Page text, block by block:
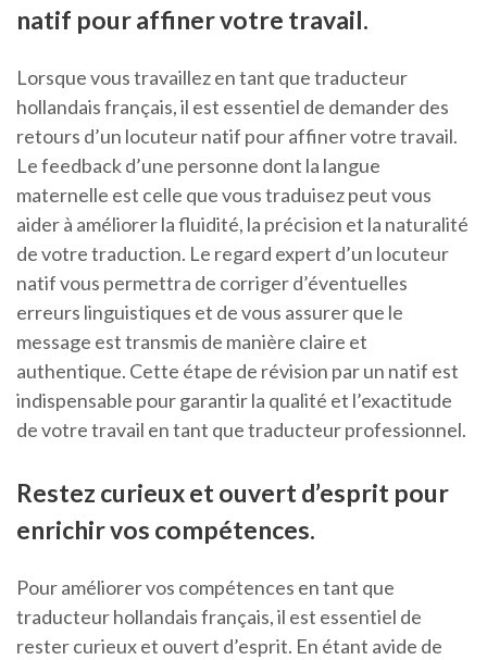
natif pour affiner votre travail.
Lorsque vous travaillez en tant que traducteur
hollandais français, il est essentiel de demander des
retours d’un locuteur natif pour affiner votre travail.
Le feedback d’une personne dont la langue
maternelle est celle que vous traduisez peut vous
aider à améliorer la fluidité, la précision et la naturalité
de votre traduction. Le regard expert d’un locuteur
natif vous permettra de corriger d’éventuelles
erreurs linguistiques et de vous assurer que le
message est transmis de manière claire et
authentique. Cette étape de révision par un natif est
indispensable pour garantir la qualité et l’exactitude
de votre travail en tant que traducteur professionnel.
Restez curieux et ouvert d’esprit pour
enrichir vos compétences.
Pour améliorer vos compétences en tant que
traducteur hollandais français, il est essentiel de
rester curieux et ouvert d’esprit. En étant avide de